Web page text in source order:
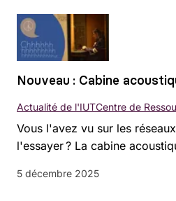
Nouveau : Cabine
Vous l'avez vu sur les
l'essayer ? La cabine
Actualité de l'IUTCentre de
5 décembre 2025